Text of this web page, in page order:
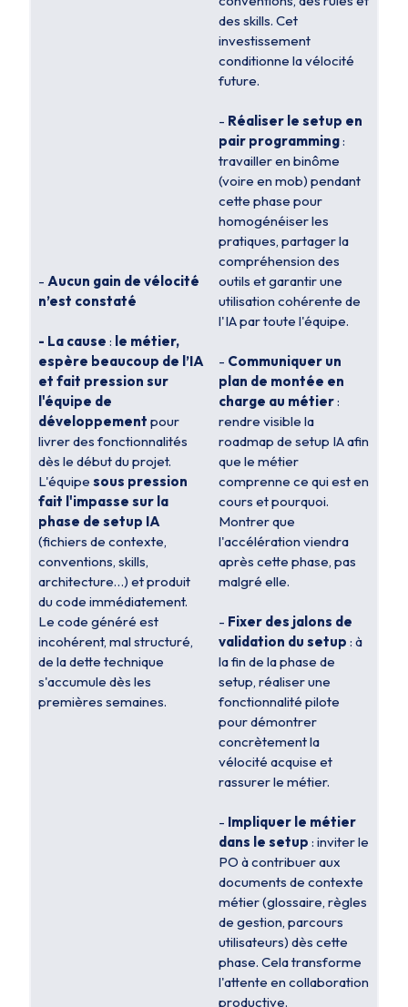
- Aucun gain de vélocité
n’est constaté
- La cause : le métier,
espère beaucoup de l’IA
et fait pression sur
l'équipe de
développement pour
livrer des fonctionnalités
dès le début du projet.
L'équipe sous pression
fait l'impasse sur la
phase de setup IA
(fichiers de contexte,
conventions, skills,
architecture…) et produit
du code immédiatement.
Le code généré est
incohérent, mal structuré,
de la dette technique
s'accumule dès les
premières semaines.
des skills. Cet
investissement
conditionne la vélocité
future.
- Réaliser le setup en
pair programming:
travailler en binôme
(voire en mob) pendant
cette phase pour
homogénéiser les
pratiques, partager la
compréhension des
outils et garantir une
utilisation cohérente de
l'IA par toute l'équipe.
- Communiquer un
plan de montée en
charge au métier:
rendre visible la
roadmap de setup IA afin
que le métier
comprenne ce qui est en
cours et pourquoi.
Montrer que
l'accélération viendra
après cette phase, pas
malgré elle.
- Fixer des jalons de
validation du setup : à
la fin de la phase de
setup, réaliser une
fonctionnalité pilote
pour démontrer
concrètement la
vélocité acquise et
rassurer le métier.
- Impliquer le métier
dans le setup : inviter le
PO à contribuer aux
documents de contexte
métier (glossaire, règles
de gestion, parcours
utilisateurs) dès cette
phase. Cela transforme
l'attente en collaboration
productive.